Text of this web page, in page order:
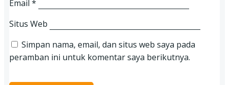
Email *
Situs Web
Simpan nama, email, dan situs web saya pada
peramban ini untuk komentar saya berikutnya.